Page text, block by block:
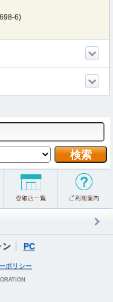
6)
ン PC
ポリシー